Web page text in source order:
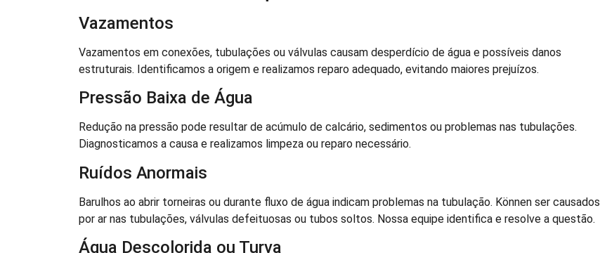
Vazamentos
Vazamentos em conexões, tubulações ou válvulas causam desperdício de água e possíveis danos
estruturais. Identificamos a origem e realizamos reparo adequado, evitando maiores prejuízos.
Pressão Baixa de Água
Redução na pressão pode resultar de acúmulo de calcário, sedimentos ou problemas nas tubulações.
Diagnosticamos a causa e realizamos limpeza ou reparo necessário.
Ruídos Anormais
Barulhos ao abrir torneiras ou durante fluxo de água indicam problemas na tubulação. Können ser causados
por ar nas tubulações, válvulas defeituosas ou tubos soltos. Nossa equipe identifica e resolve a questão.
Água Descolorida ou Turva